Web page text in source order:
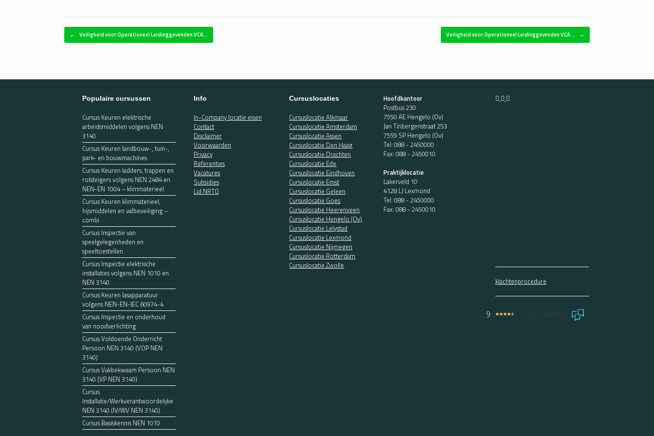
Bericht navigatie
← Veiligheid voor Operationeel Leidinggevenden VCA… Veiligheid voor Operationeel Leidinggevenden VCA… →
Populaire cursussen
Cursus Keuren elektrische
arbeidsmiddelen volgens NEN
3140
Cursus Keuren landbouw-, tuin-,
park- en bouwmachines
Cursus Keuren ladders, trappen en
rolsteigers volgens NEN 2484 en
NEN-EN 1004 – klimmaterieel
Cursus Keuren klimmaterieel,
hijsmiddelen en valbeveiliging –
combi
Cursus Inspectie van
speelgelegenheden en
speeltoestellen
Cursus Inspectie elektrische
installaties volgens NEN 1010 en
NEN 3140
Cursus Keuren lasapparatuur
volgens NEN-EN-IEC 60974-4
Cursus Inspectie en onderhoud
van noodverlichting
Cursus Voldoende Onderricht
Persoon NEN 3140 (VOP NEN
3140)
Cursus Vakbekwaam Persoon NEN
3140 (VP NEN 3140)
Cursus
Installatie/Werkverantwoordelijke
NEN 3140 (IV/WV NEN 3140)
Cursus Basiskennis NEN 1010
Info
In-Company locatie eisen
Contact
Disclaimer
Voorwaarden
Privacy
Referenties
Vacatures
Subsidies
Lid NRTO
Cursuslocaties
Cursuslocatie Alkmaar
Cursuslocatie Amsterdam
Cursuslocatie Assen
Cursuslocatie Den Haag
Cursuslocatie Drachten
Cursuslocatie Ede
Cursuslocatie Eindhoven
Cursuslocatie Emst
Cursuslocatie Geleen
Cursuslocatie Goes
Cursuslocatie Heerenveen
Cursuslocatie Hengelo (Ov)
Cursuslocatie Lelystad
Cursuslocatie Lexmond
Cursuslocatie Nijmegen
Cursuslocatie Rotterdam
Cursuslocatie Zwolle
Hoofdkantoor
Postbus 230
7550 AE Hengelo (Ov)
Jan Tinbergenstraat 253
7559 SP Hengelo (Ov)
Tel:088 - 2450000
Fax: 088 - 2450010
Praktijklocatie
Lakerveld 10
4128 LJ Lexmond
Tel:088 - 2450000
Fax: 088 - 2450010
klachtenprocedure
9